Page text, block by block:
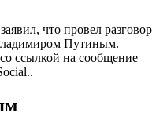
что провел разговор
Путиным.
ссылкой на сообщение